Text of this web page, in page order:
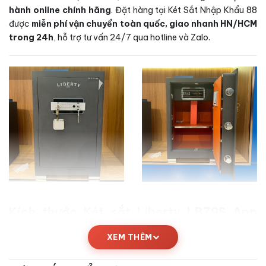
hành online chính hãng. Đặt hàng tại Két Sắt Nhập Khẩu 88
được miễn phí vận chuyển toàn quốc, giao nhanh HN/HCM
trong 24h, hỗ trợ tư vấn 24/7 qua hotline và Zalo.
Wifi chính hãng
Thông số kích thước chi tiết củaKét sắt Liberty LB79S App
Wifi chính hãngđược công bố từ nhà sản xuất, đảm bảo
XEM THÊM